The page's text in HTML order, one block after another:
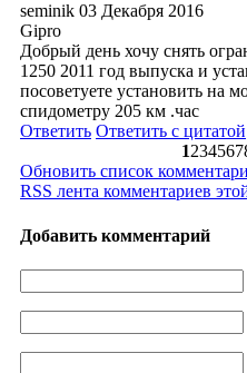
seminik 03 Декабря 2016
Gipro
Добрый день хочу снять
1250 2011 год выпуска и
посоветуете установить на
спидометру 205 км .час
Ответить Ответить с цитатой
1234567
Обновить список
RSS лента комментариев
Добавить комментарий